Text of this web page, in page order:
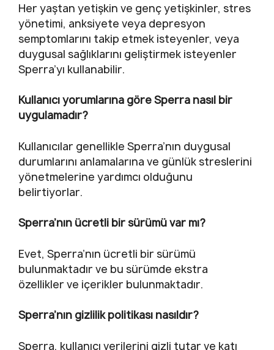
Her yaştan yetişkin ve genç yetişkinler, stres
yönetimi, anksiyete veya depresyon
semptomlarını takip etmek isteyenler, veya
duygusal sağlıklarını geliştirmek isteyenler
Sperra’yı kullanabilir.
Kullanıcı yorumlarına göre Sperra nasıl bir
uygulamadır?
Kullanıcılar genellikle Sperra’nın duygusal
durumlarını anlamalarına ve günlük streslerini
yönetmelerine yardımcı olduğunu
belirtiyorlar.
Sperra’nın ücretli bir sürümü var mı?
Evet, Sperra’nın ücretli bir sürümü
bulunmaktadır ve bu sürümde ekstra
özellikler ve içerikler bulunmaktadır.
Sperra’nın gizlilik politikası nasıldır?
Sperra, kullanıcı verilerini gizli tutar ve katı